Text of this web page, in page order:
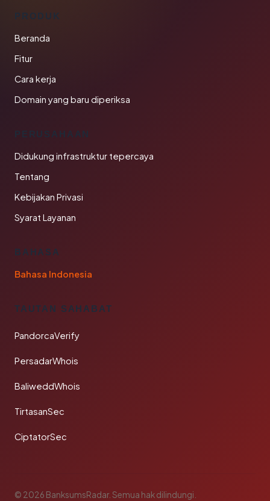
PRODUK
Beranda
Fitur
Cara kerja
Domain yang baru diperiksa
PERUSAHAAN
Didukung infrastruktur tepercaya
Tentang
Kebijakan Privasi
Syarat Layanan
BAHASA
Bahasa Indonesia
TAUTAN SAHABAT
PandorcaVerify
PersadarWhois
BaliweddWhois
TirtasanSec
CiptatorSec
© 2026 BanksumsRadar. Semua hak dilindungi.